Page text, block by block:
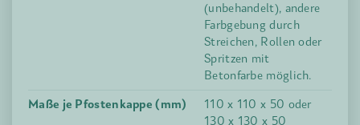
(unbehandelt), andere
Farbgebung durch
Streichen, Rollen oder
Spritzen mit
Betonfarbe möglich.
Maße je Pfostenkappe (mm)
110 x 110 x 50 oder
130 x 130 x 50